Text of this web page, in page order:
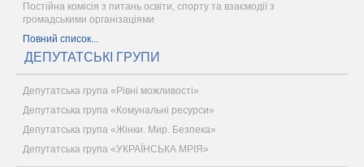
Постійна комісія з питань освіти, спорту та взаємодії з
громадськими організаціями
Повний список...
ДЕПУТАТСЬКІ ГРУПИ
Депутатська група «Рівні можливості»
Депутатська група «Комунальні ресурси»
Депутатська група «Жінки. Мир. Безпека»
Депутатська група «УКРАЇНСЬКА МРІЯ»